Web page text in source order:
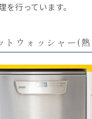
を行っています。
トウォッシャー(